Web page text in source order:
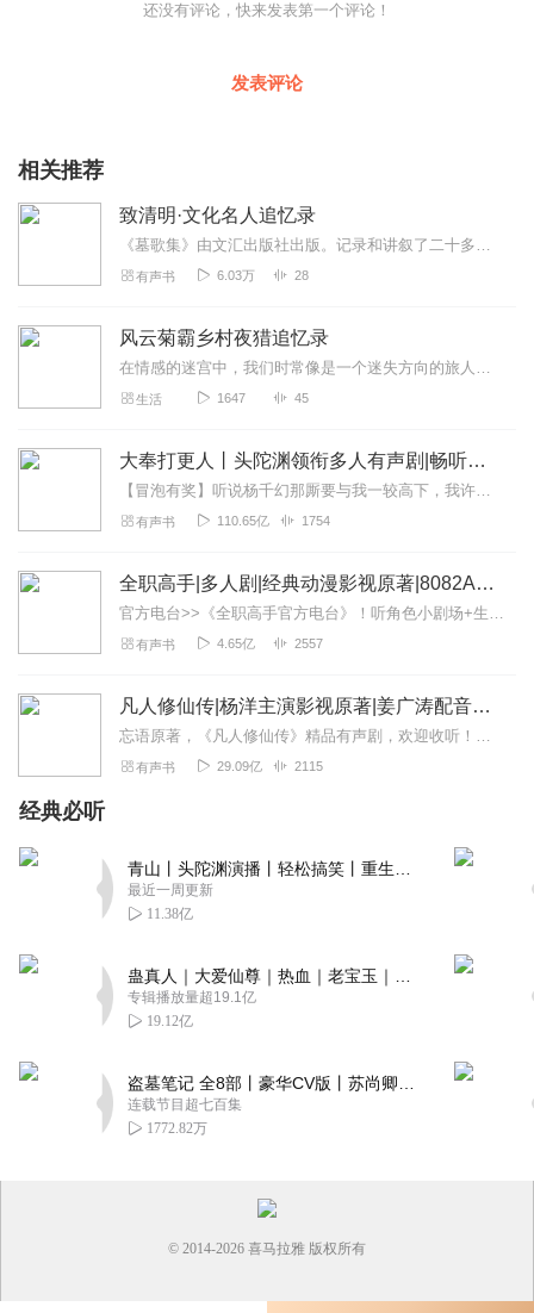
还没有评论，快来发表第一个评论！
发表评论
相关推荐
致清明·文化名人追忆录
《墓歌集》由文汇出版社出版。记录和讲叙了二十多位中国近现代文化学者和艺术大家墓地的地理方位、人文背景，兼或通过作者走访及查阅大量史料，为我们复盘了那一段段曲折跌...
有声书 6.03万 28
风云菊霸乡村夜猎追忆录
在情感的迷宫中，我们时常像是一个迷失方向的旅人，跌跌撞撞，试图寻找那通往彼此心灵的桥梁。然而，当我们试图表达自己的情感时，却发现言辞似乎变得苍白无力，内心的感受...
生活 1647 45
大奉打更人丨头陀渊领衔多人有声剧|畅听全集|王鹤棣、田曦薇主演影视剧原著|卖报小郎君
【冒泡有奖】听说杨千幻那厮要与我一较高下，我许七安要开始装叉了！快进入声音播放页戳下方输入框，冒个泡偷偷告诉我，我要用哪些诗词才能胜过他？说得好的，有赏！202...
有声书 110.65亿 1754
全职高手|多人剧|经典动漫影视原著|8082Audio制作|热血青春电竞
官方电台>>《全职高手官方电台》！听角色小剧场+生日特别福利<<喜马拉雅携手8082Audio全新打造经典热血竞技IP《全职高手》，欢迎订阅收听！作者简介...
有声书 4.65亿 2557
凡人修仙传|杨洋主演影视原著|姜广涛配音多播版本
忘语原著，《凡人修仙传》精品有声剧，欢迎收听！即日起，购买【喜马拉雅X哔哩哔哩】联合会员，即送《凡人修仙传》系列IP卡牌10连抽！快点击下方购买吧↓↓【喜马...
有声书 29.09亿 2115
经典必听
最近一周更新
11.38亿
专辑播放量超19.1亿
19.12亿
连载节目超七百集
1772.82万
© 2014-2026 喜马拉雅 版权所有